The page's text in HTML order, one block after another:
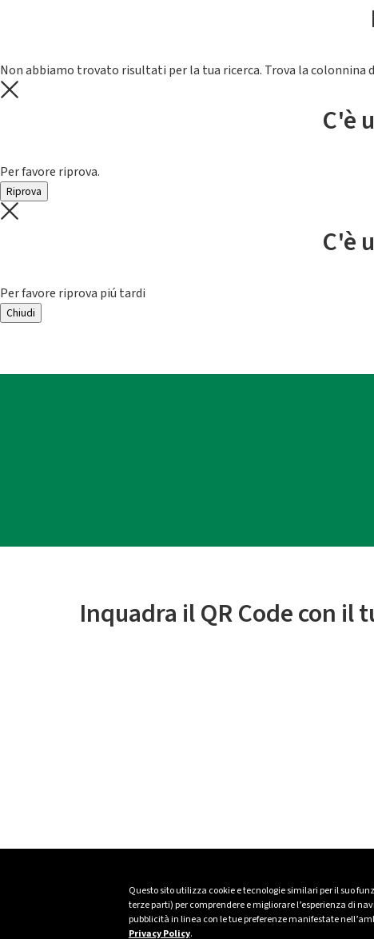
Questo sito utilizza cookie e tecnologie similari per il suo
terze parti) per comprendere e migliorare l’esperienza di
pubblicità in linea con le tue preferenze manifestate
Privacy Policy.
Non abbiamo trovato risultati per la tua ricerca. Trova la colonnina
C'è
Per favore riprova.
Riprova
C'è
Per favore riprova piú tardi
Chiudi
Inquadra il QR Code con